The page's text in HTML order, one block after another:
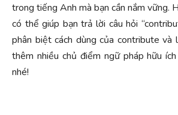
trong tiếng Anh mà bạn cần nắm vững.
có thể giúp bạn trả lời câu hỏi
phân biệt cách dùng của contribute và
thêm nhiều chủ điểm ngữ pháp hữu
nhé!